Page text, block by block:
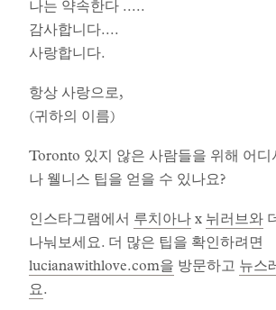
나는 약속한다 .....
감사합니다....
사랑합니다.
항상 사랑으로,
(귀하의 이름)
Toronto 있지 않은 사람들을 위해 어디
나 웰니스 팁을 얻을 수 있나요?
인스타그램에서 루치아나 x 뉘러브와
나눠보세요. 더 많은 팁을 확인하려면
lucianawithlove.com을 방문하고 뉴스
요.